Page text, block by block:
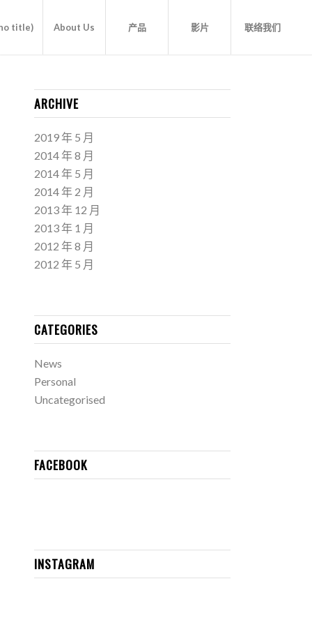
title) About Us 产品 影片 联络我们
ARCHIVE
2019 年 5 月
2014 年 8 月
2014 年 5 月
2014 年 2 月
2013 年 12 月
2013 年 1 月
2012 年 8 月
2012 年 5 月
CATEGORIES
News
Personal
Uncategorised
FACEBOOK
INSTAGRAM